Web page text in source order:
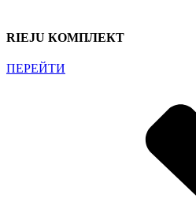
RIEJU КОМПЛЕКТ
ПЕРЕЙТИ